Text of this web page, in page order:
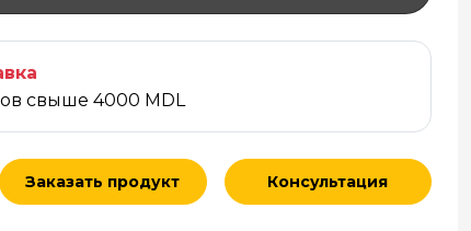
свыше 4000 MDL
Заказать продукт Консультация